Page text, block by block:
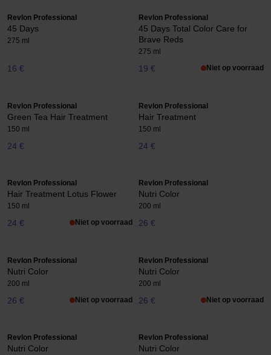
Revlon Professional
45 Days
275 ml
16 €
Revlon Professional
45 Days Total Color Care for
Brave Reds
275 ml
19 € Niet op voorraad
Revlon Professional
Green Tea Hair Treatment
150 ml
24 €
Revlon Professional
Hair Treatment
150 ml
24 €
Revlon Professional
Hair Treatment Lotus Flower
150 ml
24 € Niet op voorraad
Revlon Professional
Nutri Color
200 ml
26 €
Revlon Professional
Nutri Color
200 ml
26 € Niet op voorraad
Revlon Professional
Nutri Color
200 ml
26 € Niet op voorraad
Revlon Professional
Nutri Color
Revlon Professional
Nutri Color